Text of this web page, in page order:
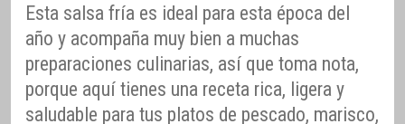
Esta salsa fría es ideal para esta época del
año y acompaña muy bien a muchas
preparaciones culinarias, así que toma nota,
porque aquí tienes una receta rica, ligera y
saludable para tus platos de pescado, marisco,